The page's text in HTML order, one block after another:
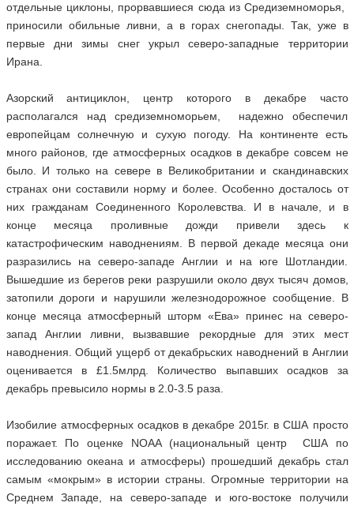
отдельные циклоны, прорвавшиеся сюда из Средиземноморья,
приносили обильные ливни, а в горах снегопады. Так, уже в
первые дни зимы снег укрыл северо-западные территории
Ирана.
Азорский антициклон, центр которого в декабре часто
располагался над средиземноморьем, надежно обеспечил
европейцам солнечную и сухую погоду. На континенте есть
много районов, где атмосферных осадков в декабре совсем не
было. И только на севере в Великобритании и скандинавских
странах они составили норму и более. Особенно досталось от
них гражданам Соединенного Королевства. И в начале, и в
конце месяца проливные дожди привели здесь к
катастрофическим наводнениям. В первой декаде месяца они
разразились на северо-западе Англии и на юге Шотландии.
Вышедшие из берегов реки разрушили около двух тысяч домов,
затопили дороги и нарушили железнодорожное сообщение. В
конце месяца атмосферный шторм «Ева» принес на северо-
запад Англии ливни, вызвавшие рекордные для этих мест
наводнения. Общий ущерб от декабрьских наводнений в Англии
оценивается в £1.5млрд. Количество выпавших осадков за
декабрь превысило нормы в 2.0-3.5 раза.
Изобилие атмосферных осадков в декабре 2015г. в США просто
поражает. По оценке NOAA (национальный центр США по
исследованию океана и атмосферы) прошедший декабрь стал
самым «мокрым» в истории страны. Огромные территории на
Среднем Западе, на северо-западе и юго-востоке получили